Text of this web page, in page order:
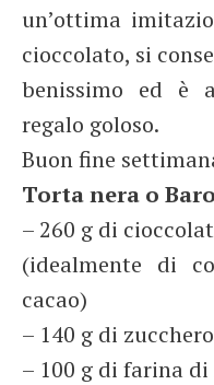
un’ottima
cioccolato, si
benissimo ed è
regalo goloso.
Buon fine
Torta nera o
– 260 g di
(idealmente di
cacao)
– 140 g di
– 100 g di farina